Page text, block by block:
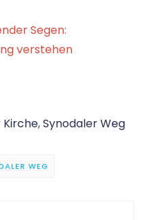
Segen:
verstehen
Kirche,Synodaler Weg
WEG